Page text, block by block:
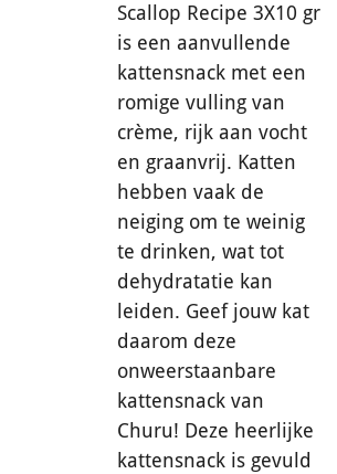
Scallop Recipe 3X10 gr
is een aanvullende
kattensnack met een
romige vulling van
crème, rijk aan vocht
en graanvrij. Katten
hebben vaak de
neiging om te weinig
te drinken, wat tot
dehydratatie kan
leiden. Geef jouw kat
daarom deze
onweerstaanbare
kattensnack van
Churu! Deze heerlijke
kattensnack is gevuld